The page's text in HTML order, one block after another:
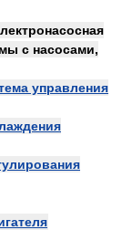
с насосами,
управления